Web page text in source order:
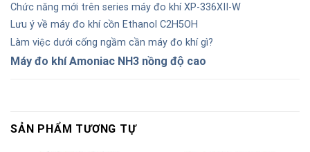
Chức năng mới trên series máy đo khí XP-336XII-W
Lưu ý về máy đo khí cồn Ethanol C2H5OH
Làm việc dưới cống ngầm cần máy đo khí gì?
Máy đo khí Amoniac NH3 nồng độ cao
SẢN PHẨM TƯƠNG TỰ